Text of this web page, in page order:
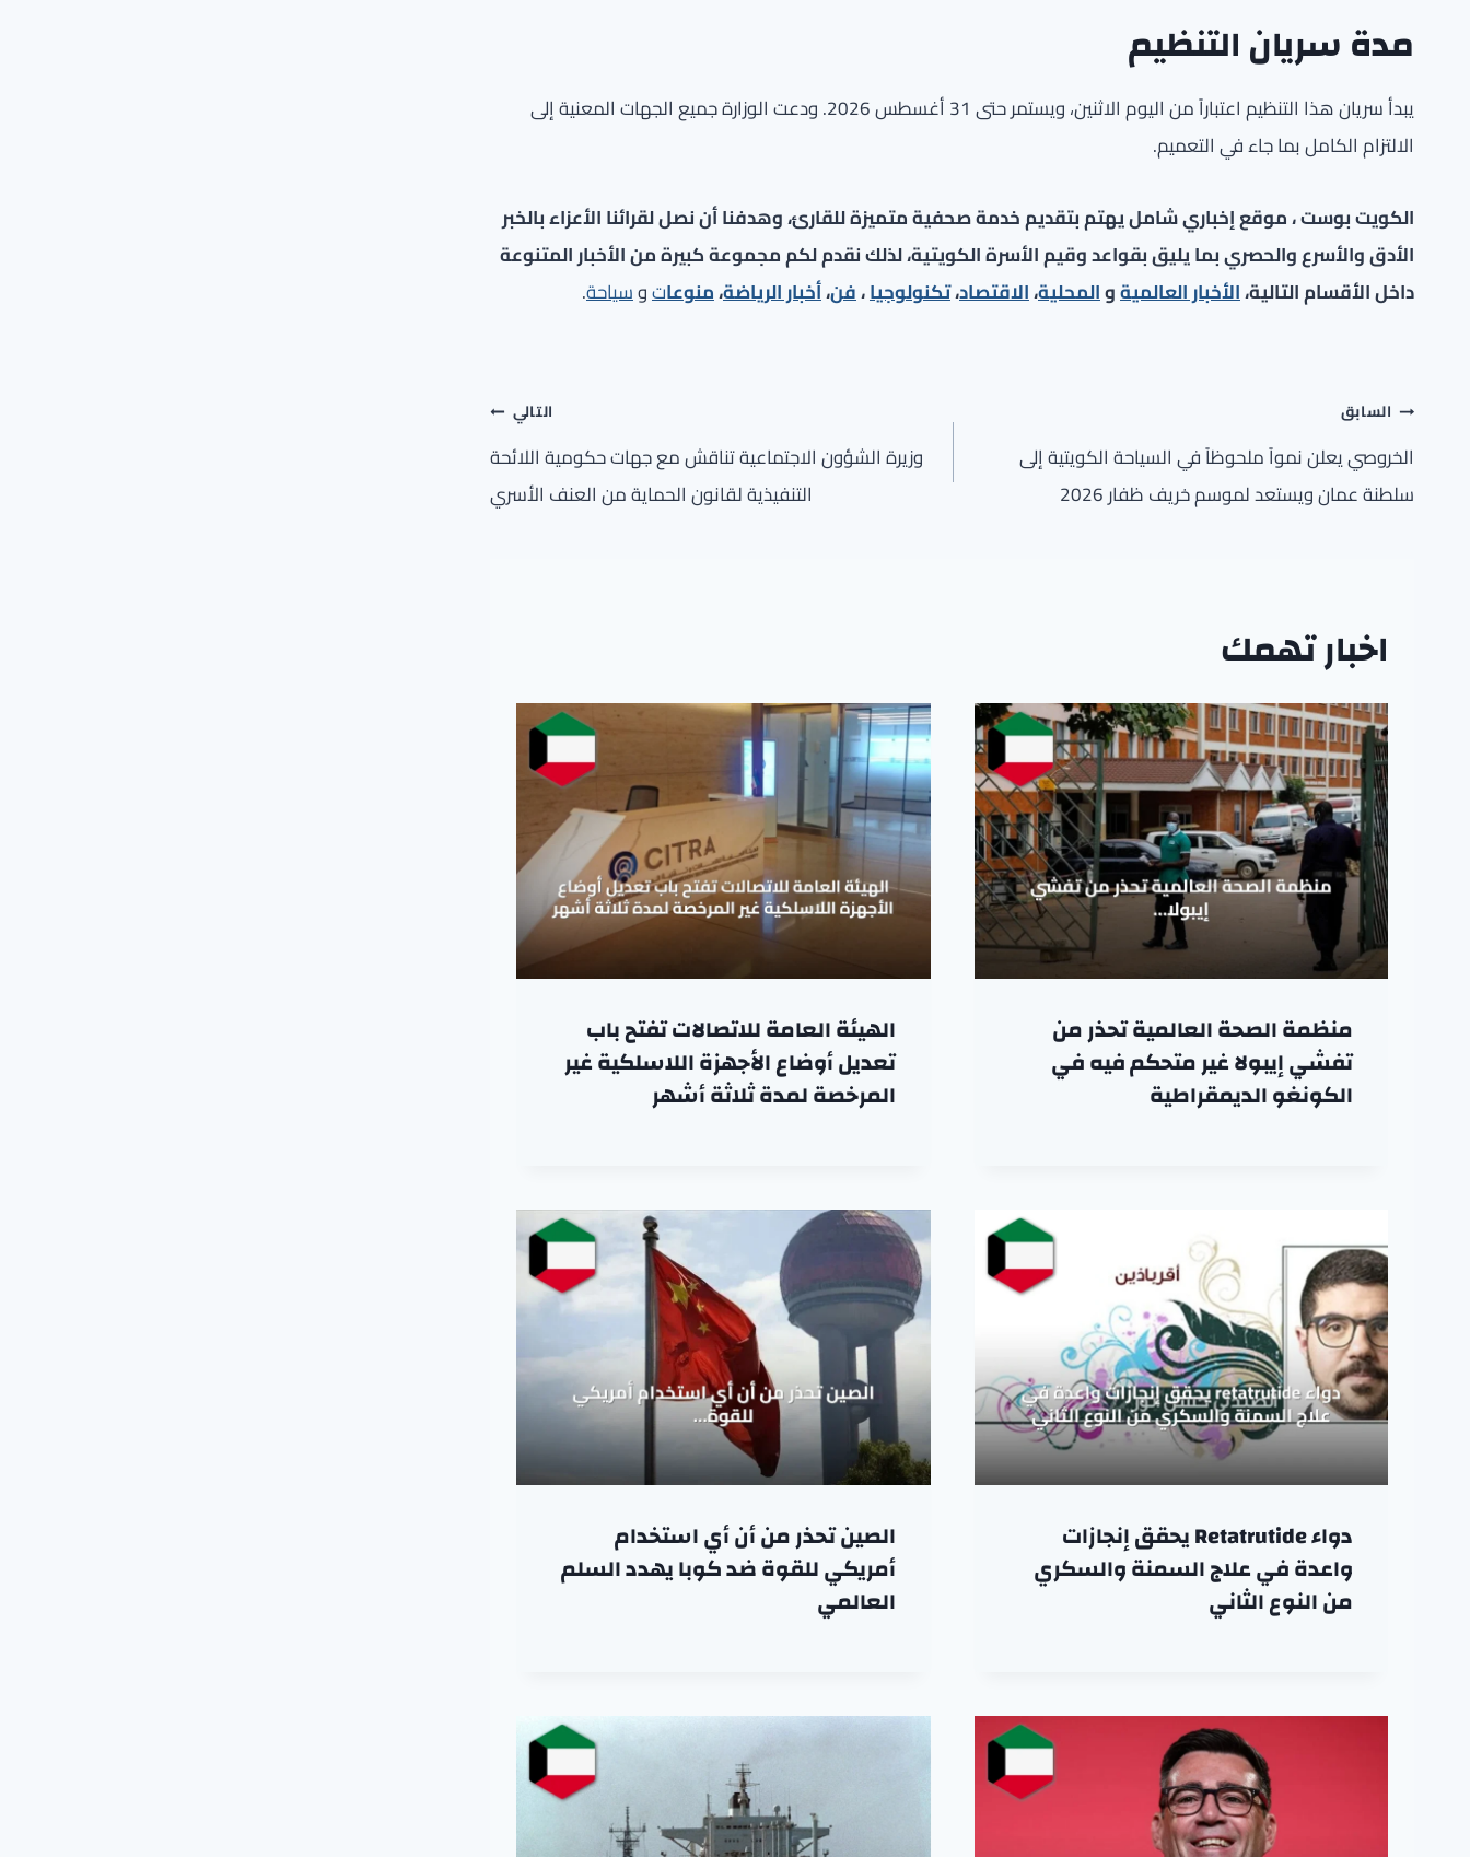
مدة سريان التنظيم
يبدأ سريان هذا التنظيم اعتباراً من اليوم الاثنين، ويستمر حتى 31 أغسطس 2026. ودعت الوزارة جميع الجهات المعنية إلى
الالتزام الكامل بما جاء في التعميم.
الكويت بوست ، موقع إخباري شامل يهتم بتقديم خدمة صحفية متميزة للقارئ، وهدفنا أن نصل لقرائنا الأعزاء بالخبر
الأدق والأسرع والحصري بما يليق بقواعد وقيم الأسرة الكويتية، لذلك نقدم لكم مجموعة كبيرة من الأخبار المتنوعة
داخل الأقسام التالية،الأخبار العالميةوالمحلية،الاقتصاد،تكنولوجيا،فن،أخبار الرياضة،منوعاتوسياحة.
تصفّح
المقالات
السابق
الخروصي يعلن نمواً ملحوظاً في السياحة الكويتية إلى
سلطنة عمان ويستعد لموسم خريف ظفار 2026
التالي
وزيرة الشؤون الاجتماعية تناقش مع جهات حكومية اللائحة
التنفيذية لقانون الحماية من العنف الأسري
اخبار تهمك
منظمة الصحة العالمية تحذر من
تفشي إيبولا غير متحكم فيه في
الكونغو الديمقراطية
الهيئة العامة للاتصالات تفتح باب
تعديل أوضاع الأجهزة اللاسلكية غير
المرخصة لمدة ثلاثة أشهر
دواء Retatrutide يحقق إنجازات
واعدة في علاج السمنة والسكري
من النوع الثاني
الصين تحذر من أن أي استخدام
أمريكي للقوة ضد كوبا يهدد السلم
العالمي